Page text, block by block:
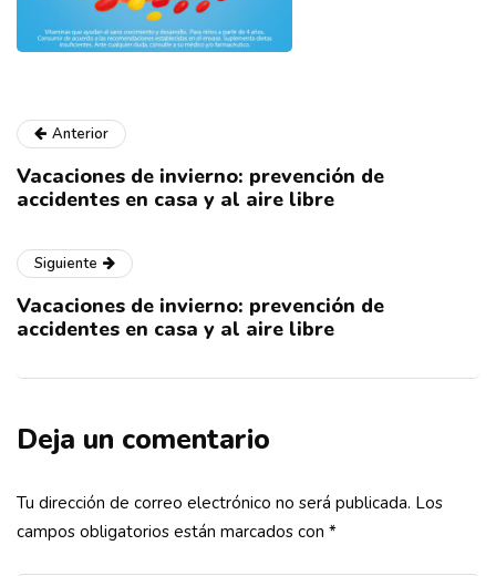
Anterior
Vacaciones de invierno: prevención de
accidentes en casa y al aire libre
Siguiente
Vacaciones de invierno: prevención de
accidentes en casa y al aire libre
Deja un comentario
Tu dirección de correo electrónico no será publicada. Los
campos obligatorios están marcados con *